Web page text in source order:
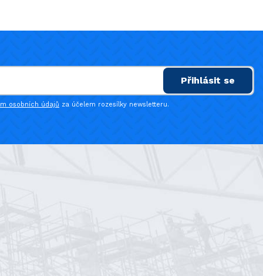
Přihlásit se
osobních údajů za účelem rozesílky newsletteru.